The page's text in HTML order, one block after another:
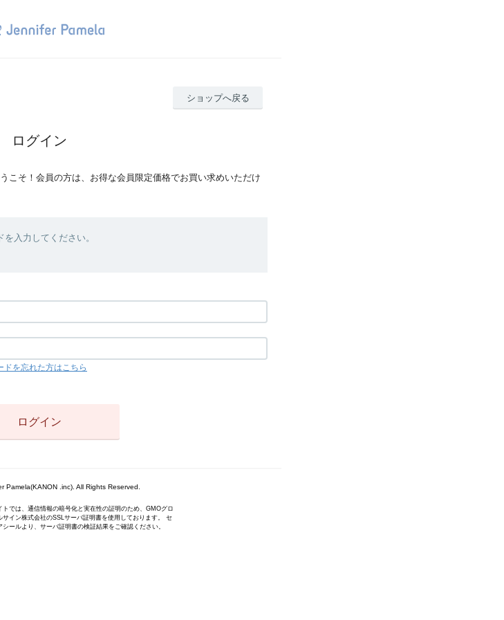
ショップへ戻る
ログイン
こそ！会員の方は、お得な会員限定価格でお買い求めいただけ
入力してください。
ドを忘れた方はこちら
Pamela(KANON .inc). All Rights Reserved.
トでは、通信情報の暗号化と実在性の証明のため、GMOグロ
サイン株式会社のSSLサーバ証明書を使用しております。 セ
シールより、サーバ証明書の検証結果をご確認ください。